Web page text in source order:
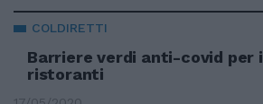
COLDIRETTI
Barriere verdi anti-covid per i
ristoranti